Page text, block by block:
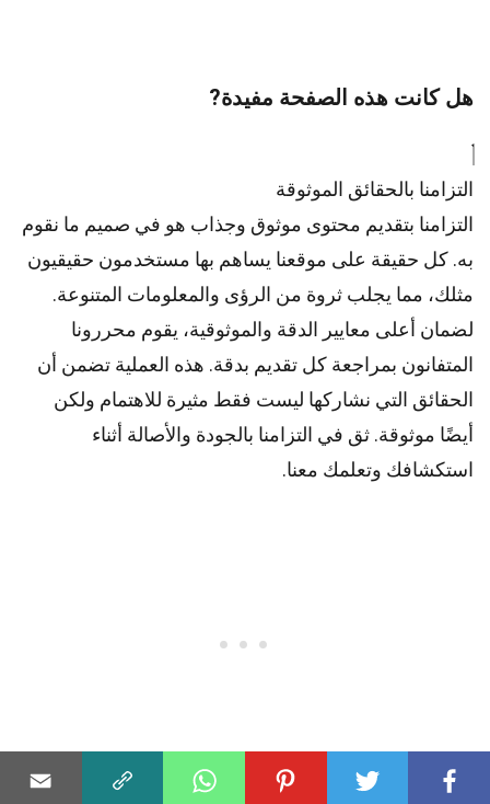
هل كانت هذه الصفحة مفيدة?
التزامنا بالحقائق الموثوقة
التزامنا بتقديم محتوى موثوق وجذاب هو في صميم ما نقوم
به. كل حقيقة على موقعنا يساهم بها مستخدمون حقيقيون
مثلك، مما يجلب ثروة من الرؤى والمعلومات المتنوعة.
لضمان أعلى معايير الدقة والموثوقية، يقوم محررونا
المتفانون بمراجعة كل تقديم بدقة. هذه العملية تضمن أن
الحقائق التي نشاركها ليست فقط مثيرة للاهتمام ولكن
أيضًا موثوقة. ثق في التزامنا بالجودة والأصالة أثناء
استكشافك وتعلمك معنا.